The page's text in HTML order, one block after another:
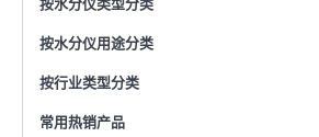
按水分仪类型分类
按水分仪用途分类
按行业类型分类
常用热销产品